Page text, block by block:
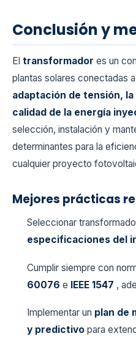
Conclusión y
El transformador es un
plantas solares conectadas
adaptación de tensión,
calidad de la energía
selección, instalación y
determinantes para la
cualquier proyecto
Mejores prácticas
Seleccionar
especificaciones del
Cumplir siempre con
60076 e IEEE 1547 ,
Implementar un plan de
y predictivo para